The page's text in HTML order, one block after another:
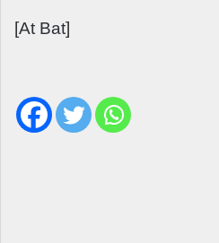
[At Bat]